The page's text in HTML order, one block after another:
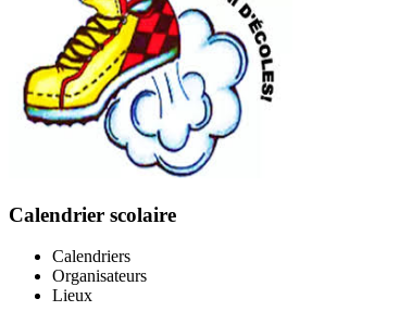
Calendrier scolaire
Calendriers
Organisateurs
Lieux